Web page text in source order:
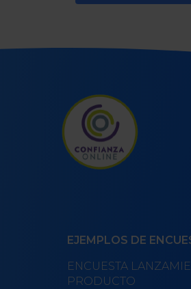
EJEMPLOS DE
ENCUESTA
PRODUCTO